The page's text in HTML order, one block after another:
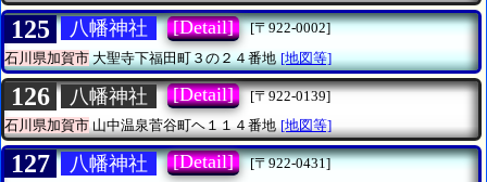
125 八幡神社 [Detail]
[〒922-0002]
石川県加賀市大聖寺下福田町３の２４番地 [地図等]
126 八幡神社 [Detail]
[〒922-0139]
石川県加賀市山中温泉菅谷町ヘ１１４番地 [地図等]
127 八幡神社 [Detail]
[〒922-0431]